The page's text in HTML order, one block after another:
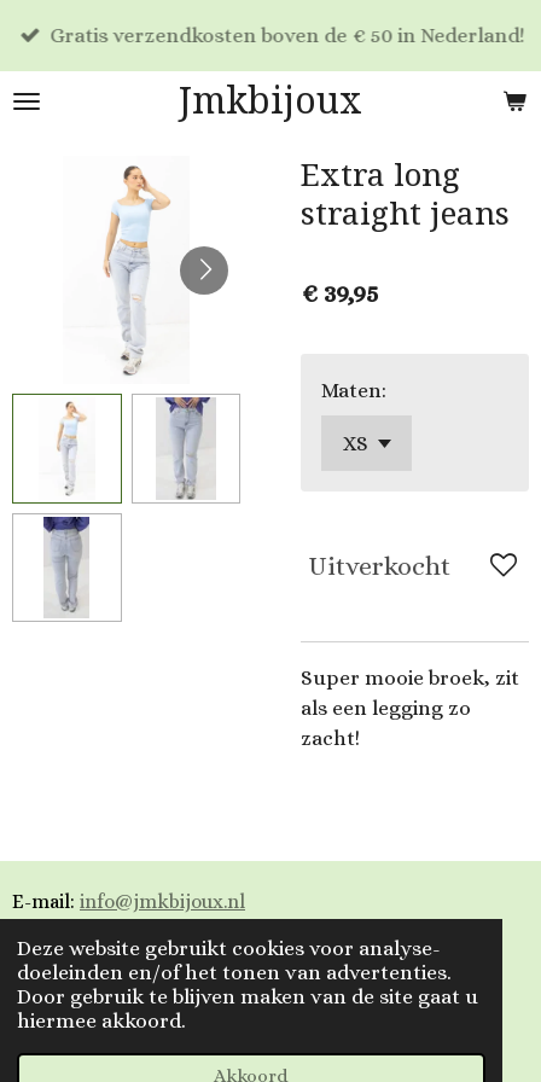
Deze website gebruikt cookies voor analyse-
doeleinden en/of het tonen van advertenties.
Door gebruik te blijven maken van de site gaat u
hiermee akkoord.
Akkoord
Ga
de
Jmkbijoux
Gratis verzendkosten boven de € 50 in Nederland!
Extra long
straight jeans
€ 39,95
Maten:
Uitverkocht
Super mooie broek, zit
als een legging zo
zacht!
E-mail: info@jmkbijoux.nl
Tiktok: jmkbijoux
Instagram: jmkbijoux.nl
Facebook: Jmkbijoux.nl & Jmk Bijoux
© 2023 - 2026 Jmkbijoux